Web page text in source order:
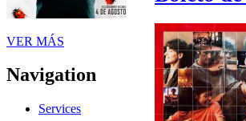
VER MÁS
Navigation
Services